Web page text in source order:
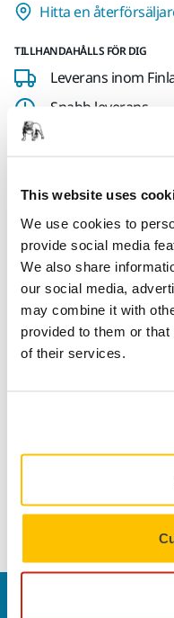
This website uses
We use cookies to
provide social media
We also share
our social media,
may combine it with
provided to them or
of their services.
Hitta en
TILLHANDAHÅLLS FÖR DIG
Leverans inom
Snabb leverans
Uppföljning av
Gör en retur
fi/support/
Den här produkten kan
möjliggör ett
påmonterade armen
pågående arbete.